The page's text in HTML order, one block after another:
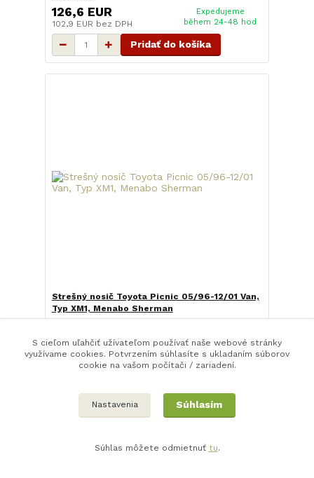
126,6 EUR
102,9 EUR bez DPH
Expedujeme
během 24-48 hod
Pridať do košíka
Strešný nosič Toyota Picnic 05/96-12/01 Van,
Typ XM1, Menabo Sherman
102,9 EURbez DPH
Pridať do košíka
S cieľom uľahčiť užívateľom používať naše webové stránky
využívame cookies. Potvrzením súhlasíte s ukladaním súborov
cookie na vašom počítači / zariadení.
Nastavenia Súhlasím
Súhlas môžete odmietnuť tu.